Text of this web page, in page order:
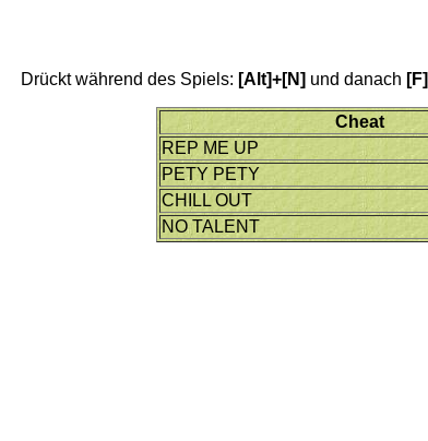
Drückt während des Spiels: [Alt]+[N] und danach [F]
Cheat
REP ME UP
PETY PETY
CHILL OUT
NO TALENT